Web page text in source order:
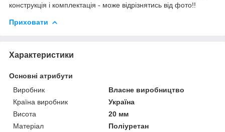
конструкція і комплектація - може відрізнятись від фото!!
Приховати
Характеристики
Основні атрибути
Виробник
Власне виробництво
Країна виробник
Україна
Висота
20 мм
Матеріал
Поліуретан